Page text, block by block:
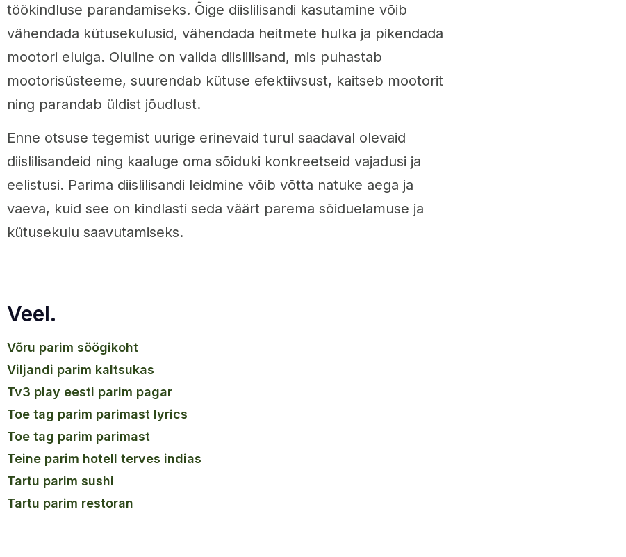
töökindluse parandamiseks. Õige diislilisandi kasutamine võib
vähendada kütusekulusid, vähendada heitmete hulka ja pikendada
mootori eluiga. Oluline on valida diislilisand, mis puhastab
mootorisüsteeme, suurendab kütuse efektiivsust, kaitseb mootorit
ning parandab üldist jõudlust.
Enne otsuse tegemist uurige erinevaid turul saadaval olevaid
diislilisandeid ning kaaluge oma sõiduki konkreetseid vajadusi ja
eelistusi. Parima diislilisandi leidmine võib võtta natuke aega ja
vaeva, kuid see on kindlasti seda väärt parema sõiduelamuse ja
kütusekulu saavutamiseks.
Veel.
võru parim söögikoht
viljandi parim kaltsukas
tv3 play eesti parim pagar
toe tag parim parimast lyrics
toe tag parim parimast
teine parim hotell terves indias
tartu parim sushi
tartu parim restoran